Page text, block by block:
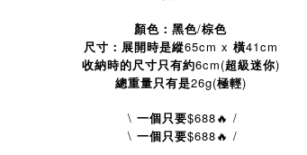
顏色：黑色/棕色
尺寸：展開時是縱65cm x 橫41cm
收納時的尺寸只有約6cm(超級迷你)
總重量只有是26g(極輕)
\ 一個只要$688🔥 /
\ 一個只要$688 🔥 /